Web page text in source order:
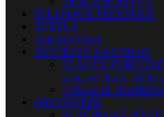
ŠTÚDIOVÁ TECHNIKA
SVETLÁ
MIKROFÓNY
DYCHOVÉ NÁSTROJE
FLAUTY-ZOBCOVÉ
zobcové flauty. Ráčte
FÚKACIE
ORCHESTER
SLÁČIKOVÉ